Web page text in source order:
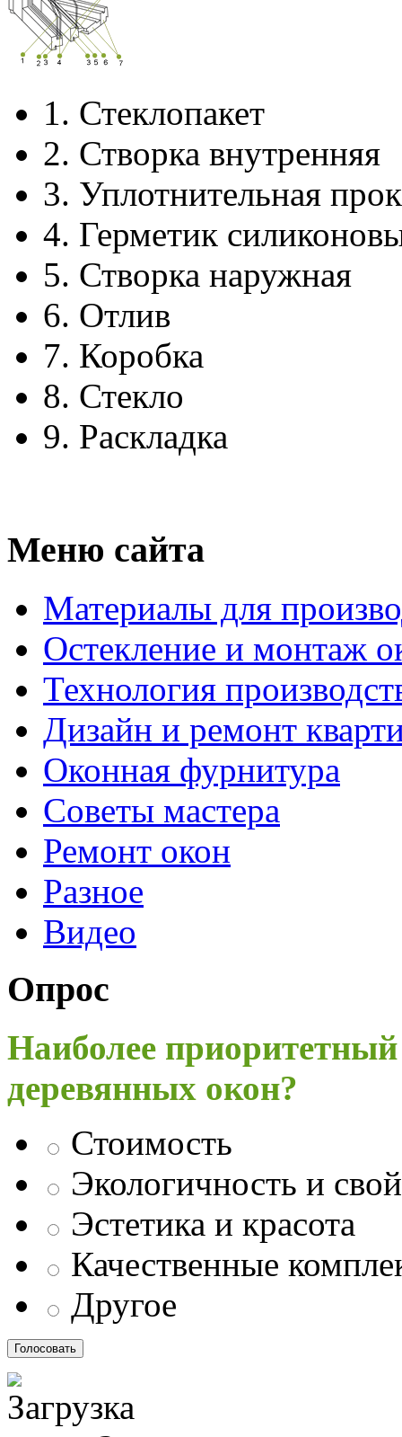
1. Стеклопакет
2. Створка внутренняя
3. Уплотнительная
4. Герметик
5. Створка наружная
6. Отлив
7. Коробка
8. Стекло
9. Раскладка
Меню сайта
Материалы для
Остекление и монтаж
Технология
Дизайн и ремонт
Оконная фурнитура
Советы мастера
Ремонт окон
Разное
Видео
Опрос
Наиболее
деревянных окон?
Стоимость
Экологичность и
Эстетика и красота
Качественные
Другое